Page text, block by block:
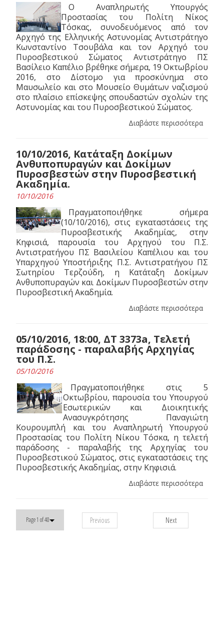
Ο Αναπληρωτής Υπουργός
Προστασίας του Πολίτη Νίκος
Τόσκας, συνοδευόμενος από τον
Αρχηγό της Ελληνικής Αστυνομίας Αντιστράτηγο
Κωνσταντίνο Τσουβάλα και τον Αρχηγό του
Πυροσβεστικού Σώματος Αντιστράτηγο ΠΣ
Βασίλειο Καπέλιο βρέθηκε σήμερα, 19 Οκτωβρίου
2016, στο Δίστομο για προσκύνημα στο
Μαυσωλείο και στο Μουσείο Θυμάτων ναζισμού
στο πλαίσιο επίσκεψης σπουδαστών σχολών της
Αστυνομίας και του Πυροσβεστικού Σώματος.
Διαβάστε περισσότερα
10/10/2016, Κατάταξη Δοκίμων
Ανθυποπυραγών και Δοκίμων
Πυροσβεστών στην Πυροσβεστική
Ακαδημία.
10/10/2016
Πραγματοποιήθηκε σήμερα
(10/10/2016), στις εγκαταστάσεις της
Πυροσβεστικής Ακαδημίας, στην
Κηφισιά, παρουσία του Αρχηγού του Π.Σ.
Αντιστρατήγου ΠΣ Βασιλείου Καπέλιου και του
Υπαρχηγού Υποστήριξης Π.Σ. Αντιστρατήγου ΠΣ
Σωτηρίου Τερζούδη, η Κατάταξη Δοκίμων
Ανθυποπυραγών και Δοκίμων Πυροσβεστών στην
Πυροσβεστική Ακαδημία.
Διαβάστε περισσότερα
05/10/2016, 18:00, ΔΤ 3373a, Τελετή
παράδοσης - παραλαβής Αρχηγίας
του Π.Σ.
05/10/2016
Πραγματοποιήθηκε στις 5
Οκτωβρίου, παρουσία του Υπουργού
Εσωτερικών και Διοικητικής
Ανασυγκρότησης Παναγιώτη
Κουρουμπλή και του Αναπληρωτή Υπουργού
Προστασίας του Πολίτη Νίκου Τόσκα, η τελετή
παράδοσης - παραλαβής της Αρχηγίας του
Πυροσβεστικού Σώματος, στις εγκαταστάσεις της
Πυροσβεστικής Ακαδημίας, στην Κηφισιά.
Διαβάστε περισσότερα
Page 1 of 40 Previous Next